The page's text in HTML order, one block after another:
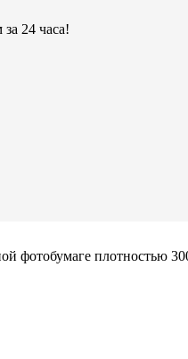
24 часа!
фотобумаге плотностью